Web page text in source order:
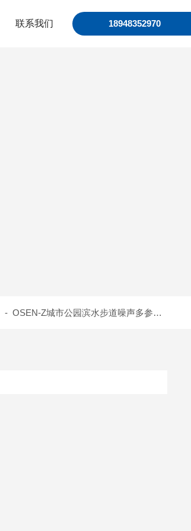
18948352970
联系我们
- OSEN-Z城市公园滨水步道噪声多参数在线监测终端